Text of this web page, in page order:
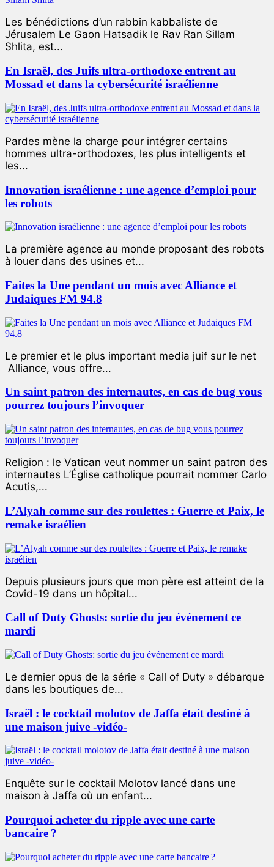
Les bénédictions d’un rabbin kabbaliste de
Jérusalem Le Gaon Hatsadik le Rav Ran Sillam
Shlita, est...
En Israël, des Juifs ultra-orthodoxe entrent au
Mossad et dans la cybersécurité israélienne
Pardes mène la charge pour intégrer certains
hommes ultra-orthodoxes, les plus intelligents et
les...
Innovation israélienne : une agence d’emploi pour
les robots
La première agence au monde proposant des robots
à louer dans des usines et...
Faites la Une pendant un mois avec Alliance et
Judaiques FM 94.8
Le premier et le plus important media juif sur le net
Alliance, vous offre...
Un saint patron des internautes, en cas de bug vous
pourrez toujours l’invoquer
Religion : le Vatican veut nommer un saint patron des
internautes L’Église catholique pourrait nommer Carlo
Acutis,...
L’Alyah comme sur des roulettes : Guerre et Paix, le
remake israélien
Depuis plusieurs jours que mon père est atteint de la
Covid-19 dans un hôpital...
Call of Duty Ghosts: sortie du jeu événement ce
mardi
Le dernier opus de la série « Call of Duty » débarque
dans les boutiques de...
Israël : le cocktail molotov de Jaffa était destiné à
une maison juive -vidéo-
Enquête sur le cocktail Molotov lancé dans une
maison à Jaffa où un enfant...
Pourquoi acheter du ripple avec une carte
bancaire ?